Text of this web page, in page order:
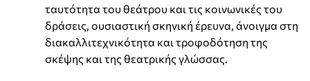
ταυτότητα του θεάτρου και τις κοινωνικές του
δράσεις, ουσιαστική σκηνική έρευνα, άνοιγμα στη
διακαλλιτεχνικότητα και τροφοδότηση της
σκέψης και της θεατρικής γλώσσας.